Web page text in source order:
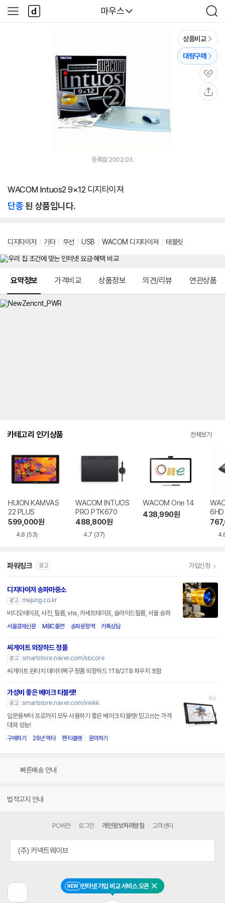
다나와
마우스
검
색
사
이
다
나
와
NEW 인터넷 가입 비교 서비스 오픈 닫기
상품비교
대량구매
관
심
등록월 2002.03.
WACOM Intuos2 9×12 디지타이져
단종된 상품입니다.
디지타이저 / 기타 / 무선 / USB / WACOM 디지타이져 / 태블릿
요약정보 가격비교 상품정보 의견/리뷰 연관상품
카테고리 인기상품 전체보기
HUION KAMVAS
22 PLUS
599,000원
4.8 (53)
WACOM INTUOS
PRO PTK670
488,800원
4.7 (37)
WACOM One 14
438,990원
6HD
파워링크 광고 가입신청
디지타이저 송파마중소
광고
majung.co.kr
비디오테이프, 사진, 필름, vhs, 카세트테이프, 슬라이드필름, 서울 송파
서울경제신문 MBC출연 송파문정역 카톡상담
씨게이트 외장하드 정품
광고 smartstore.naver.com/sbcore
씨게이트 원터치 데이터복구 정품 외장하드 1TB/2TB 파우치 포함
가성비 좋은 베이크 타블렛!
광고 smartstore.naver.com/veikk
입문용부터 프로까지 모두 사용하기 좋은 베이크 타블렛! 믿고쓰는 가격
대와 성능!
구매하기 26년 액타 펜 타블렛 문의하기
빠른배송 안내
법적고지 안내
PC버전 로그인 개인정보처리방침 고객센터
(주) 커넥트웨이브